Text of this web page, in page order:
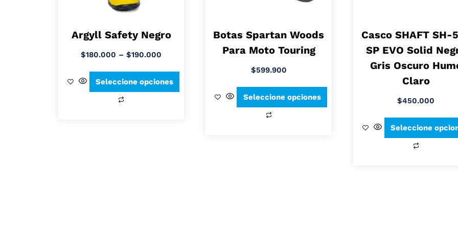
Argyll Safety Negro
$180.000 – $190.000
Seleccione opciones
Botas Spartan Woods
Para Moto Touring
$599.900
Seleccione opciones
Casco SHAFT SH-
SP EVO Solid
Gris Oscuro
Claro
$450.000
Seleccione